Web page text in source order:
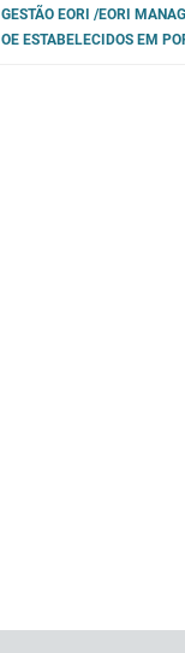
GESTÃO EORI /EORI
OE ESTABELECIDOS EM